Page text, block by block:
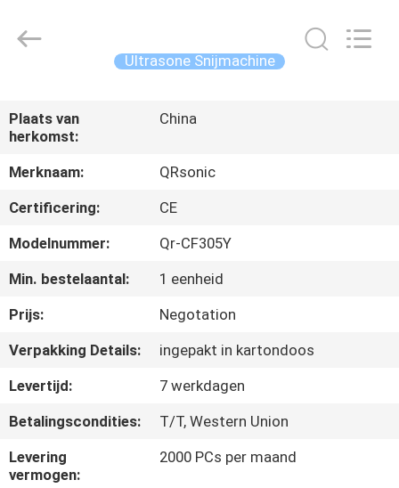
PRODUCTEN
OVER
ONS
KWALITEITSCONTROLE
NEEM
CONTACT
MET
Equipment
Co.,Ltd.
Ultrasone Snijmachine
Plaats van
herkomst:
China
Merknaam:
QRsonic
Certificering:
CE
Modelnummer:
Qr-CF305Y
Min. bestelaantal:
1 eenheid
Prijs:
Negotation
Verpakking Details:
ingepakt in kartondoos
Levertijd:
7 werkdagen
Betalingscondities:
T/T, Western Union
Levering
vermogen:
2000 PCs per maand